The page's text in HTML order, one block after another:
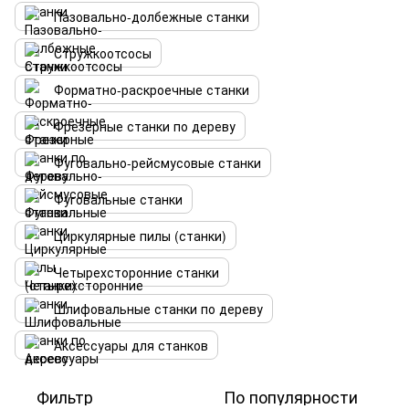
Пазовально-долбежные станки
Стружкоотсосы
Форматно-раскроечные станки
Фрезерные станки по дереву
Фуговально-рейсмусовые станки
Фуговальные станки
Циркулярные пилы (станки)
Четырехсторонние станки
Шлифовальные станки по дереву
Аксессуары для станков
Фильтр По популярности